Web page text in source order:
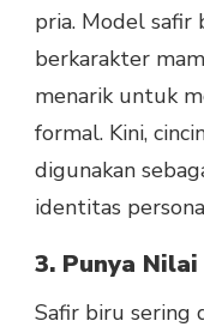
pria. Model safir
berkarakter
menarik untuk
formal. Kini,
digunakan
identitas
3. Punya
Safir biru sering